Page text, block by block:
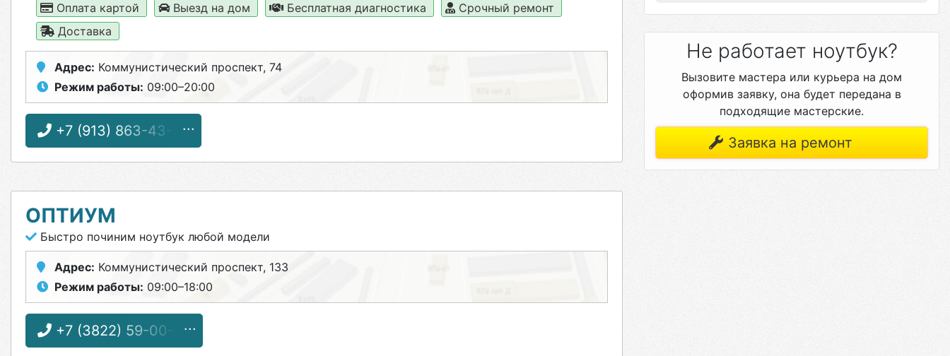
Оплата картой
Выезд на дом Бесплатная диагностика
Срочный ремонт
Доставка
Адрес: Коммунистический проспект, 74
Режим работы: 09:00–20:00
+7 (913) 863-43-92
ОПТИУМ
Быстро починим ноутбук любой модели
Адрес: Коммунистический проспект, 133
Режим работы: 09:00–18:00
+7 (3822) 59-00-59
Не работает ноутбук?
Вызовите мастера или курьера на дом
оформив заявку, она будет передана в
подходящие мастерские.
Заявка на ремонт